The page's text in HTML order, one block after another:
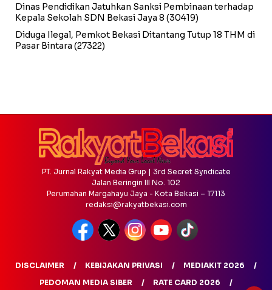
Dinas Pendidikan Jatuhkan Sanksi Pembinaan terhadap
Kepala Sekolah SDN Bekasi Jaya 8 (30419)
Diduga Ilegal, Pemkot Bekasi Ditantang Tutup 18 THM di
Pasar Bintara (27322)
PT. Jurnal Rakyat Media Grup | 3rd Secret Syndicate
Jalan Beringin III No. 102
Perumahan Margahayu Jaya - Kota Bekasi – 17113
redaksi@rakyatbekasi.com
DISCLAIMER KEBIJAKAN PRIVASI
MEDIAKIT 2026
PEDOMAN MEDIA SIBER
RATE CARD 2026